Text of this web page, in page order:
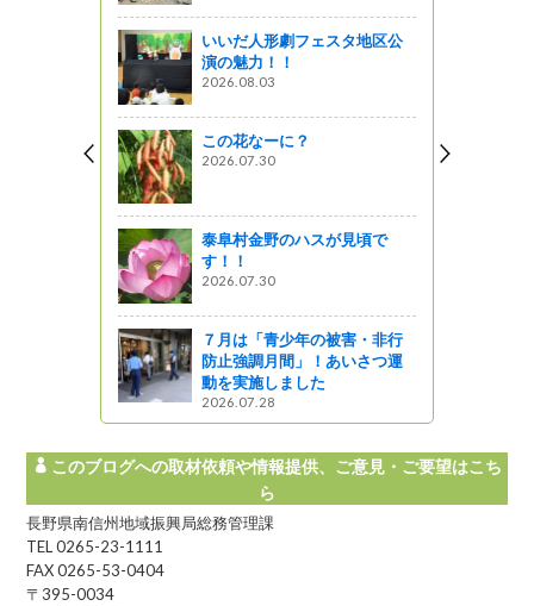
いいだ人形劇フェスタ地区公
演の魅力！！
2026.08.03
この花なーに？
2026.07.30
泰阜村金野のハスが見頃で
す！！
2026.07.30
７月は「青少年の被害・非行
防止強調月間」！あいさつ運
動を実施しました
2026.07.28
このブログへの取材依頼や情報提供、ご意見・ご要望はこち
ら
長野県南信州地域振興局総務管理課
TEL 0265-23-1111
FAX 0265-53-0404
〒395-0034